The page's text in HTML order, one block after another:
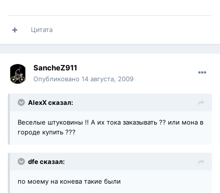
Цитата
SancheZ911
Опубликовано 14 августа, 2009
AlexX сказал:
Веселые штуковины !! А их тока заказывать ?? или мона в
городе купить ???
dfe сказал:
по моему на конева такие были